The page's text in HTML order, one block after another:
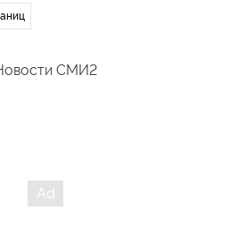
СМИ2